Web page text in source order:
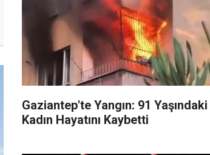
Gaziantep'te Yangın: 91 Yaşındaki
Kadın Hayatını Kaybetti